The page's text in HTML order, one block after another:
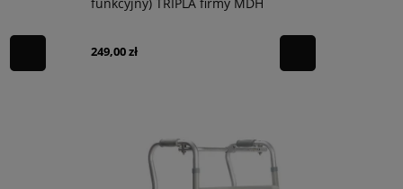
249,00 zł